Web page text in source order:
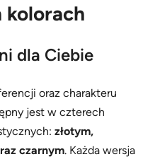
kolorach
dla Ciebie
oraz charakteru
jest w czterech
złotym,
czarnym. Każda wersja